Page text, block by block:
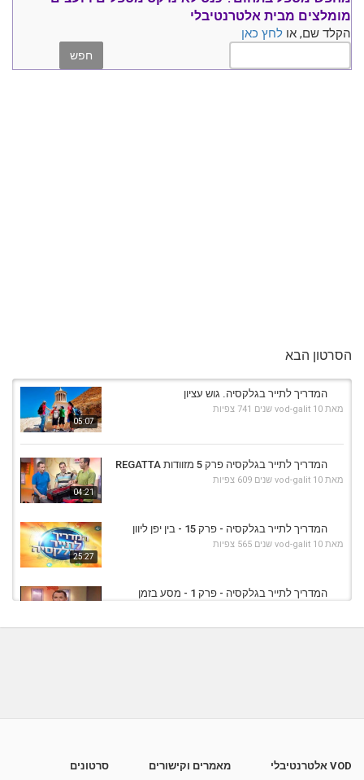
מומלצים מבית אלטרנטיבלי
הקלד שם, או לחץ כאן
הסרטון הבא
05:07
המדריך לתייר בגלקסיה. גוש עציון
מאת vod-galit 10 שנים 741 צפיות
04:21
המדריך לתייר בגלקסיה פרק 5 מזוודות REGATTA
מאת vod-galit 10 שנים 609 צפיות
25:27
המדריך לתייר בגלקסיה - פרק 15 - בין יפן ליוון
מאת vod-galit 10 שנים 565 צפיות
המדריך לתייר בגלקסיה - פרק 1 - מסע בזמן
VOD אלטרנטיבלי מאמרים וקישורים סרטונים